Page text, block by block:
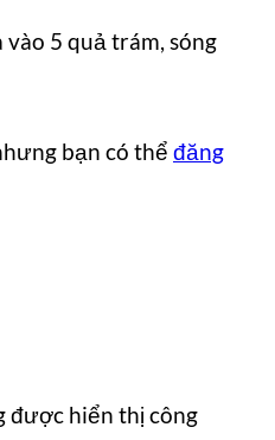
5 quả trám, sóng
bạn có thể đăng
được hiển thị công